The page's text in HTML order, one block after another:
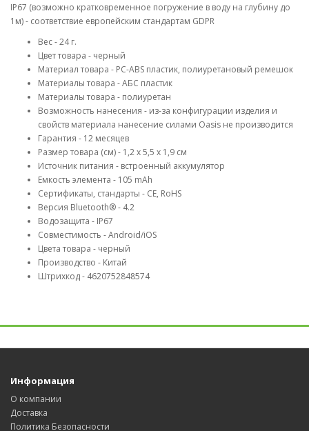
IP67 (возможно кратковременное погружение в воду на глубину до
1м) - соответствие европейским стандартам GDPR
Вес - 24 г.
Цвет товара - черный
Материал товара - PC-ABS пластик, полиуретановый ремешок
Материалы товара - АБС пластик
Материалы товара - полиуретан
Возможность нанесения - из-за конфигурации изделия и
свойств материала нанесение силами Oasis не производится
Гарантия - 12 месяцев
Размер товара (см) - 1,2 x 5,5 x 1,9 см
Источник питания - встроенный аккумулятор
Емкость элемента - 105 mAh
Сертификаты, стандарты - CE, RoHS
Версия Bluetooth® - 4.2
Водозащита - IP67
Совместимость - Android/iOS
Цвета товара - черный
Производство - Китай
Штрихкод - 4620752848574
Информация
О компании
Доставка
Политика Безопасности